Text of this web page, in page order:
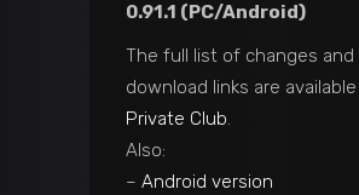
0.91.1 (PC/Android)
The full list of changes and
download links are available
Private Club.
Also:
– Android version